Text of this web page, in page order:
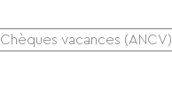
Chèques vacances (ANCV)